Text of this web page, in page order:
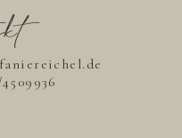
4509936